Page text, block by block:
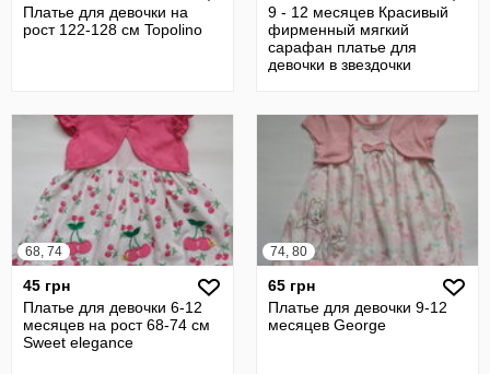
Платье для девочки на
рост 122-128 см Topolino
9 - 12 месяцев Красивый
фирменный мягкий
сарафан платье для
девочки в звездочки
68, 74
45 грн
Платье для девочки 6-12
месяцев на рост 68-74 см
Sweet elegance
74, 80
65 грн
Платье для девочки 9-12
месяцев George